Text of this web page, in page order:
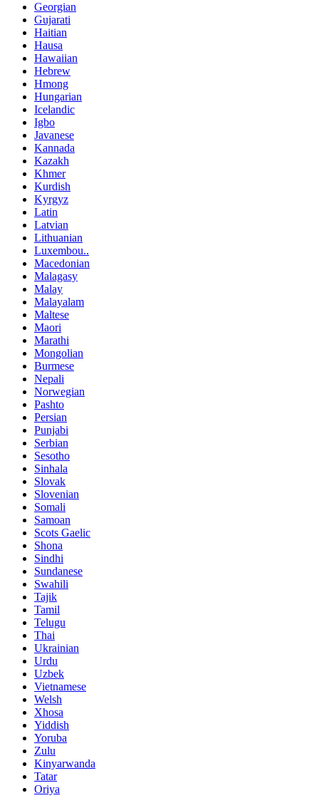
Georgian
Gujarati
Haitian
Hausa
Hawaiian
Hebrew
Hmong
Hungarian
Icelandic
Igbo
Javanese
Kannada
Kazakh
Khmer
Kurdish
Kyrgyz
Latin
Latvian
Lithuanian
Luxembou..
Macedonian
Malagasy
Malay
Malayalam
Maltese
Maori
Marathi
Mongolian
Burmese
Nepali
Norwegian
Pashto
Persian
Punjabi
Serbian
Sesotho
Sinhala
Slovak
Slovenian
Somali
Samoan
Scots Gaelic
Shona
Sindhi
Sundanese
Swahili
Tajik
Tamil
Telugu
Thai
Ukrainian
Urdu
Uzbek
Vietnamese
Welsh
Xhosa
Yiddish
Yoruba
Zulu
Kinyarwanda
Tatar
Oriya